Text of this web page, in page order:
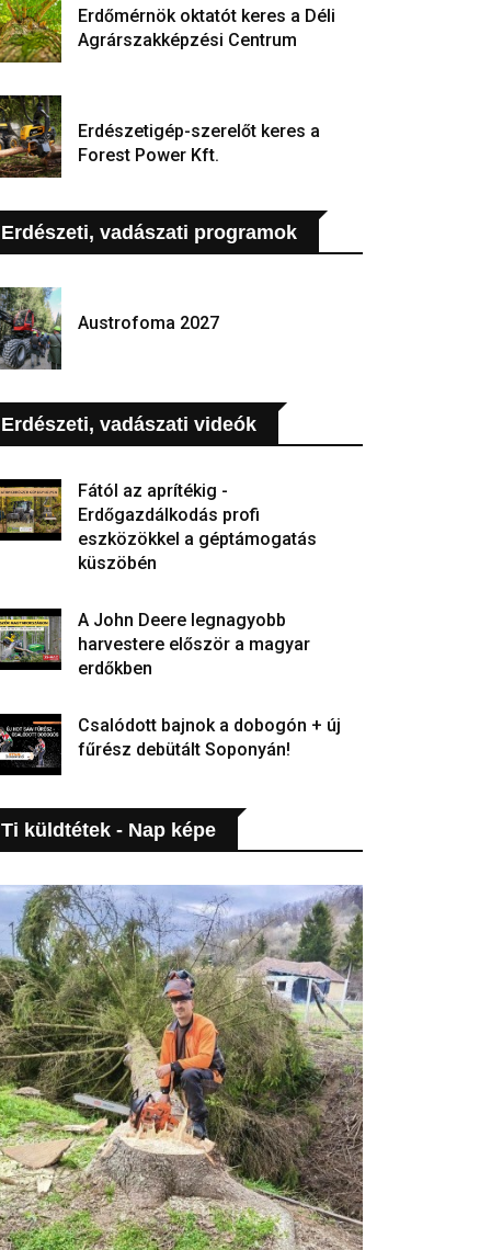
Erdőmérnök oktatót keres a Déli
Agrárszakképzési Centrum
Erdészetigép-szerelőt keres a
Forest Power Kft.
Erdészeti, vadászati programok
Austrofoma 2027
Erdészeti, vadászati videók
Fától az aprítékig -
Erdőgazdálkodás profi
eszközökkel a géptámogatás
küszöbén
A John Deere legnagyobb
harvestere először a magyar
erdőkben
Csalódott bajnok a dobogón + új
fűrész debütált Soponyán!
Ti küldtétek - Nap képe